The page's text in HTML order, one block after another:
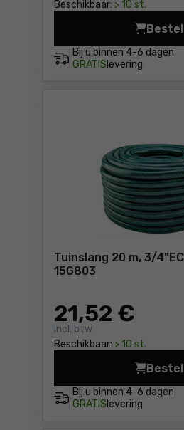
Beschikbaar: > 10 st.
Bij u binnen 4-6 dagen
GRATIS levering
Bestel
Tuinslang 20 m, 3/4"ECONOMIC Verto
15G803
21,52 €
Incl. btw
Beschikbaar: > 10 st.
Bij u binnen 4-6 dagen
GRATIS levering
Bestel